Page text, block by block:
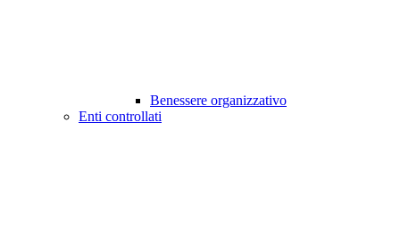
Benessere organizzativo
Enti controllati